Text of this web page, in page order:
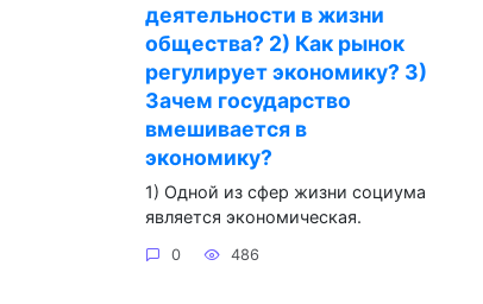
деятельности в жизни
общества? 2) Как рынок
регулирует экономику? 3)
Зачем государство
вмешивается в
экономику?
1) Одной из сфер жизни социума
является экономическая.
0 486